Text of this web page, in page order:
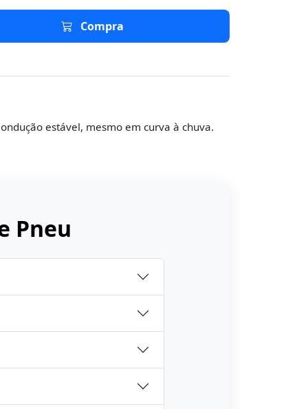
Compra
estável, mesmo em curva à chuva.
Pneu